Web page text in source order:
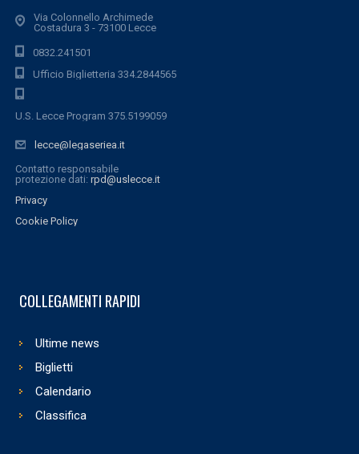
Via Colonnello Archimede
Costadura 3 - 73100 Lecce
0832.241501
Ufficio Biglietteria 334.2844565
U.S. Lecce Program 375.5199059
lecce@legaseriea.it
Contatto responsabile
protezione dati: rpd@uslecce.it
Privacy
Cookie Policy
COLLEGAMENTI RAPIDI
Ultime news
Biglietti
Calendario
Classifica